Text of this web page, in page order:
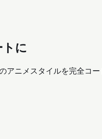
に
ニメスタイルを完全コー